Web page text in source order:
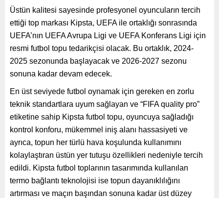
Üstün kalitesi sayesinde profesyonel oyuncuların tercih
ettiği top markası Kipsta, UEFA ile ortaklığı sonrasında
UEFA’nın UEFA Avrupa Ligi ve UEFA Konferans Ligi için
resmi futbol topu tedarikçisi olacak. Bu ortaklık, 2024-
2025 sezonunda başlayacak ve 2026-2027 sezonu
sonuna kadar devam edecek.
En üst seviyede futbol oynamak için gereken en zorlu
teknik standartlara uyum sağlayan ve “FIFA quality pro”
etiketine sahip Kipsta futbol topu, oyuncuya sağladığı
kontrol konforu, mükemmel iniş alanı hassasiyeti ve
ayrıca, topun her türlü hava koşulunda kullanımını
kolaylaştıran üstün yer tutuşu özellikleri nedeniyle tercih
edildi. Kipsta futbol toplarının tasarımında kullanılan
termo bağlantı teknolojisi ise topun dayanıklılığını
artırması ve maçın başından sonuna kadar üst düzey